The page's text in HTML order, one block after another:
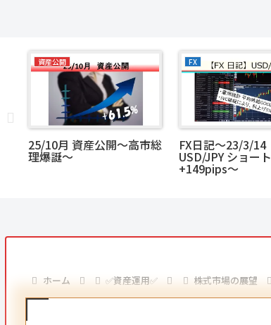
資産公開
25/10月 資産公開～高市総
理爆誕～
FX
FX日記～23/3/14
USD/JPY ショート
+149pips～
ホーム ✅資産運用✅ 株式市場の展望